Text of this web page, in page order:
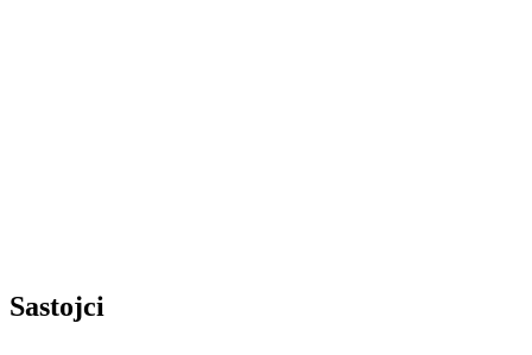
Sastojci